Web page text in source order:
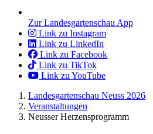
Zur Landesgartenschau App
Link zu Instagram
Link zu LinkedIn
Link zu Facebook
Link zu TikTok
Link zu YouTube
Landesgartenschau Neuss 2026
Veranstaltungen
Neusser Herzensprogramm